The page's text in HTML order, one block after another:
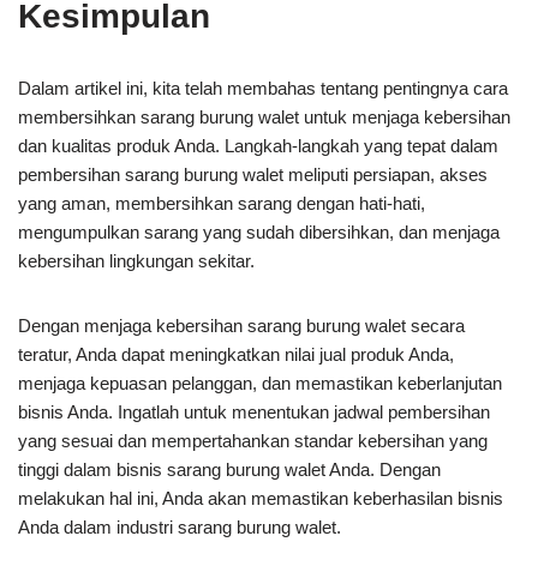
Kesimpulan
Dalam artikel ini, kita telah membahas tentang pentingnya cara
membersihkan sarang burung walet untuk menjaga kebersihan
dan kualitas produk Anda. Langkah-langkah yang tepat dalam
pembersihan sarang burung walet meliputi persiapan, akses
yang aman, membersihkan sarang dengan hati-hati,
mengumpulkan sarang yang sudah dibersihkan, dan menjaga
kebersihan lingkungan sekitar.
Dengan menjaga kebersihan sarang burung walet secara
teratur, Anda dapat meningkatkan nilai jual produk Anda,
menjaga kepuasan pelanggan, dan memastikan keberlanjutan
bisnis Anda. Ingatlah untuk menentukan jadwal pembersihan
yang sesuai dan mempertahankan standar kebersihan yang
tinggi dalam bisnis sarang burung walet Anda. Dengan
melakukan hal ini, Anda akan memastikan keberhasilan bisnis
Anda dalam industri sarang burung walet.